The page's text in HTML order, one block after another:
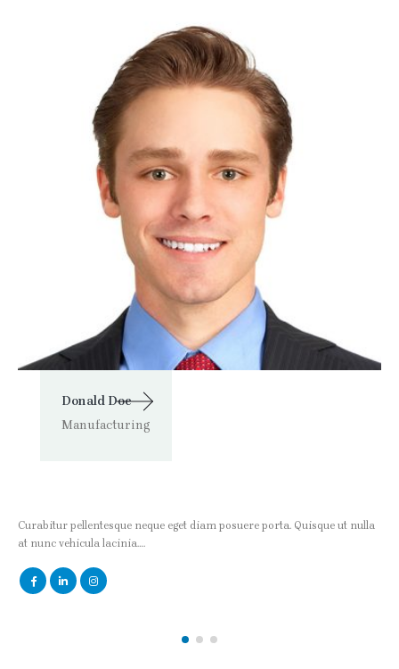
Donald Doe
Manufacturing
Curabitur pellentesque neque eget diam posuere porta. Quisque ut nulla
at nunc vehicula lacinia….